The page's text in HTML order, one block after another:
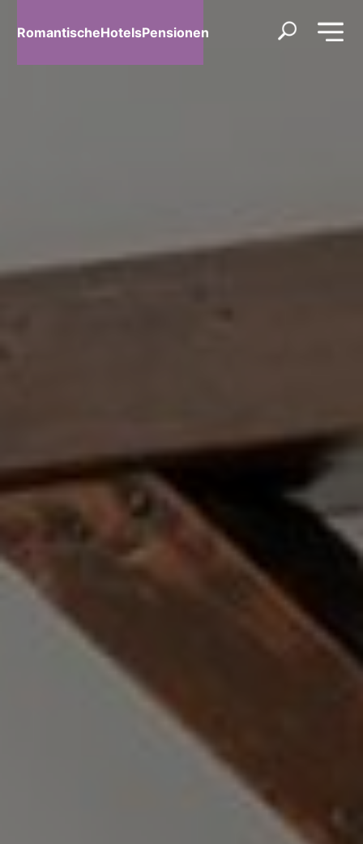
RomantischeHotelsPensionen